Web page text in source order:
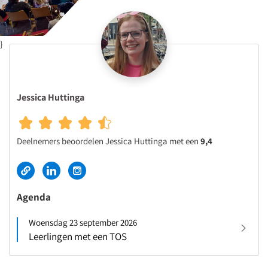
}
Jessica Huttinga
Deelnemers beoordelen Jessica Huttinga met een 9,4
Agenda
Woensdag 23 september 2026
Leerlingen met een TOS